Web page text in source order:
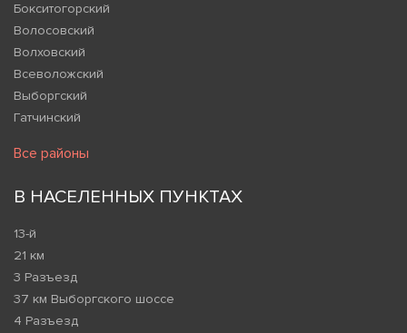
Бокситогорский
Волосовский
Волховский
Всеволожский
Выборгский
Гатчинский
Все районы
В НАСЕЛЕННЫХ ПУНКТАХ
13-й
21 км
3 Разъезд
37 км Выборгского шоссе
4 Разъезд